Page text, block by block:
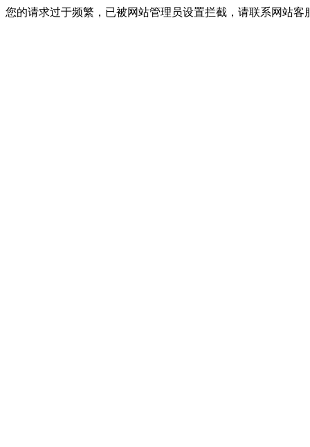
您的请求过于频繁，已被网站管理员设置拦截，请联系网站客